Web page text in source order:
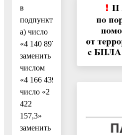
в
подпункте
а) число
«4 140 897,3»
заменить
числом
«4 166 439,1»;
число «2
422
157,3»
заменить